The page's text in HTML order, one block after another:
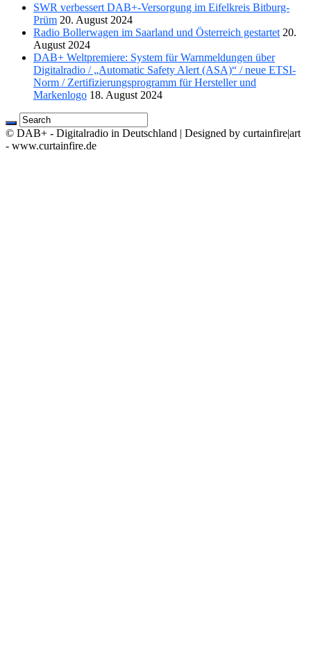
SWR verbessert DAB+-Versorgung im Eifelkreis Bitburg-
Prüm 20. August 2024
Radio Bollerwagen im Saarland und Österreich gestartet 20.
August 2024
DAB+ Weltpremiere: System für Warnmeldungen über
Digitalradio / „Automatic Safety Alert (ASA)“ / neue ETSI-
Norm / Zertifizierungsprogramm für Hersteller und
Markenlogo 18. August 2024
© DAB+ - Digitalradio in Deutschland | Designed by curtainfire|art
- www.curtainfire.de